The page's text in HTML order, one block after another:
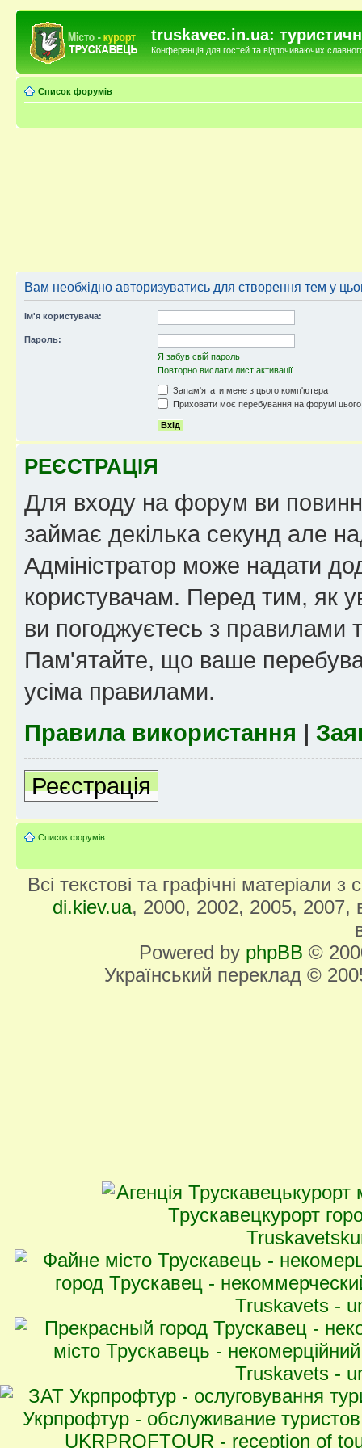
truskavec.in.ua:
Конференція для гостей та відпочиваючих
Список форумів
Вам необхідно авторизуватись для створення тем у
Ім'я користувача:
Пароль:
Я забув свій пароль
Повторно вислати лист активації
Запам'ятати мене з цього комп'ютера
Приховати моє перебування на форумі
РЕЄСТРАЦІЯ
Для входу на форум ви
займає декілька секунд але
Адміністратор може надати
користувачам. Перед тим, як
ви погоджуєтесь з правилами
Пам'ятайте, що ваше
усіма правилами.
Правила використання |
Реєстрація
Список форумів
Всі текстові та графічні матеріали
di.kiev.ua, 2000, 2002, 2005, 2007,
Powered by phpBB ©
Український переклад ©